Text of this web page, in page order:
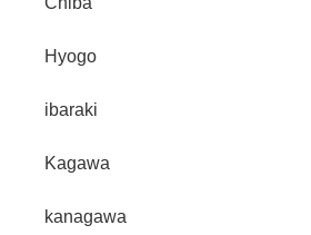
Hyogo
ibaraki
Kagawa
kanagawa